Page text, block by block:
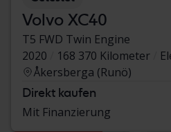
Volvo XC40
T5 FWD Twin Engine
2020
168 370 Kilometer
Åkersberga (Runö)
Direkt kaufen
Mit Finanzierung